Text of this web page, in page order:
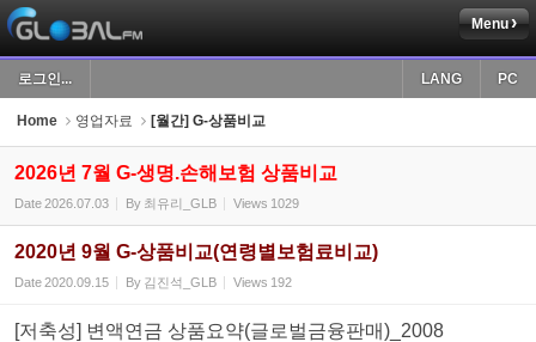
Menu
로그인... PC
LANG
Home 영업자료 [월간] G-상품비교
2026년 7월 G-생명.손해보험 상품비교
Date2026.07.03 By 최유리_GLB Views 1029
2020년 9월 G-상품비교(연령별보험료비교)
Date2020.09.15 By 김진석_GLB Views 192
[저축성] 변액연금 상품요약(글로벌금융판매)_2008
Sketchbook5, 스케치북5
Sketchbook5, 스케치북5